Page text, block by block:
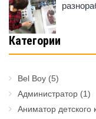
Категории
Bel Boy (5)
Администратор (1)
Аниматор детского